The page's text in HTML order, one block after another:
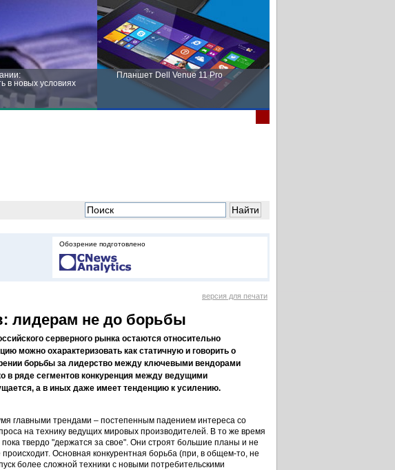
в новых условиях
Планшет Dell Venue 11 Pro
Обозрение подготовлено
версия для печати
лидерам не до борьбы
серверного рынка остаются относительно
можно охарактеризовать как статичную и говорить о
борьбы за лидерство между ключевыми вендорами
в ряде сегментов конкуренция между ведущими
а в иных даже имеет тенденцию к усилению.
главными трендами – постепенным падением интереса со
на технику ведущих мировых производителей. В то же время
твердо "держатся за свое". Они строят большие планы и не
Основная конкурентная борьба (при, в общем-то, не
более сложной техники с новыми потребительскими